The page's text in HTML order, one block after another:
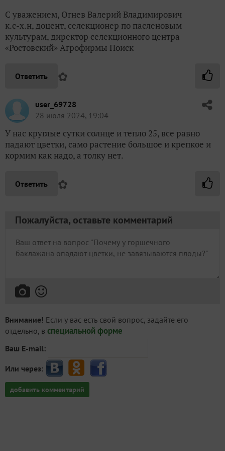
С уважением, Огнев Валерий Владимирович
к.с-х.н, доцент, селекционер по пасленовым
культурам, директор селекционного центра
«Ростовский» Агрофирмы Поиск
Ответить ✿
user_69728
28 июля 2024, 19:04
У нас круглые сутки солнце и тепло 25, все равно
падают цветки, само растение большое и крепкое и
кормим как надо, а толку нет.
Ответить ✿
Пожалуйста, оставьте комментарий
Внимание! Если у вас есть свой вопрос, задайте его
отдельно, в специальной форме
Ваш E-mail:
Или через:
добавить комментарий